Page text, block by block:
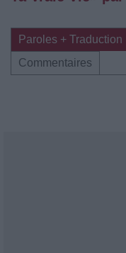
Paroles + Traduction
Commentaires